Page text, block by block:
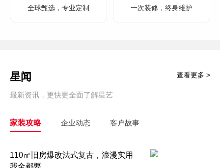
全球甄选，专业定制 一次装修，终身维护
星闻
最新资讯，更快更全面了解星艺
查看更多 >
家装攻略 企业动态 客户故事
110㎡旧房爆改法式复古，浪漫实用
我全都要